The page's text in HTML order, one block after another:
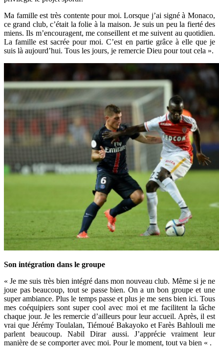
Ma famille est très contente pour moi. Lorsque j’ai signé à Monaco,
ce grand club, c’était la folie à la maison. Je suis un peu la fierté des
miens. Ils m’encouragent, me conseillent et me suivent au quotidien.
La famille est sacrée pour moi. C’est en partie grâce à elle que je
suis là aujourd’hui. Tous les jours, je remercie Dieu pour tout cela ».
Son intégration dans le groupe
« Je me suis très bien intégré dans mon nouveau club. Même si je ne
joue pas beaucoup, tout se passe bien. On a un bon groupe et une
super ambiance. Plus le temps passe et plus je me sens bien ici. Tous
mes coéquipiers sont super cool avec moi et me facilitent la tâche
chaque jour. Je les remercie d’ailleurs pour leur accueil. Après, il est
vrai que Jérémy Toulalan, Tiémoué Bakayoko et Farès Bahlouli me
parlent beaucoup. Nabil Dirar aussi. J’apprécie vraiment leur
manière de se comporter avec moi. Pour le moment, tout va bien « .